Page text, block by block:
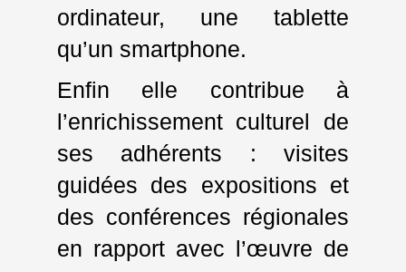
ordinateur, une tablette
qu’un smartphone.
Enfin elle contribue à
l’enrichissement culturel de
ses adhérents : visites
guidées des expositions et
des conférences régionales
en rapport avec l’œuvre de